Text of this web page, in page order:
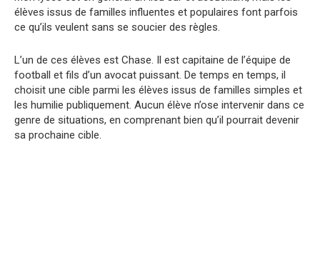
élèves issus de familles influentes et populaires font parfois
ce qu’ils veulent sans se soucier des règles.
L’un de ces élèves est Chase. Il est capitaine de l’équipe de
football et fils d’un avocat puissant. De temps en temps, il
choisit une cible parmi les élèves issus de familles simples et
les humilie publiquement. Aucun élève n’ose intervenir dans ce
genre de situations, en comprenant bien qu’il pourrait devenir
sa prochaine cible.